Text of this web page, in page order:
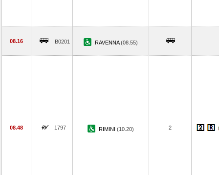
08.16 B0201 RAVENNA(08.55)
08.48 1797 RIMINI (10.20) 2